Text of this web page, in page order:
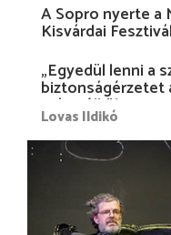
A Sopro nyerte a
Kisvárdai
„Egyedül lenni a
biztonságérzetet
más nélkül is
Lovas Ildikó